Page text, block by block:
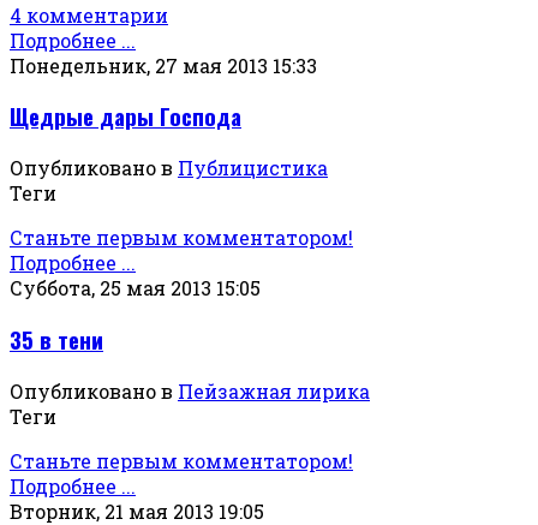
4 комментарии
Подробнее ...
Понедельник, 27 мая 2013 15:33
Щедрые дары Господа
Опубликовано в Публицистика
Теги
Станьте первым комментатором!
Подробнее ...
Суббота, 25 мая 2013 15:05
35 в тени
Опубликовано в Пейзажная лирика
Теги
Станьте первым комментатором!
Подробнее ...
Вторник, 21 мая 2013 19:05